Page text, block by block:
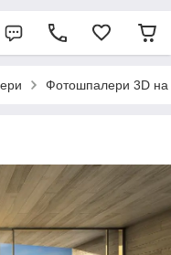
Фотошпалери 3D на